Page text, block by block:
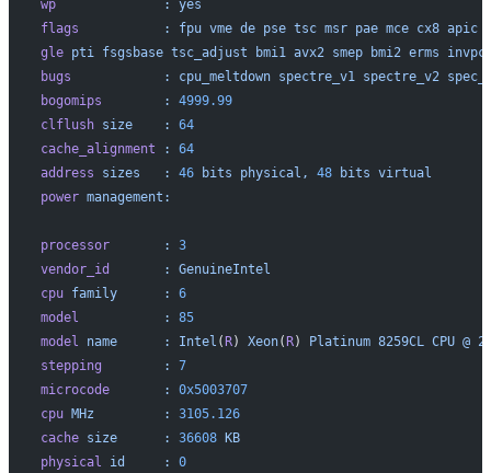
wp
		:
yes
flags
		:
fpu vme de pse tsc msr pae mce cx8 apic
gle pti fsgsbase tsc_adjust bmi1 avx2 smep bmi2 erms
bugs
		:
cpu_meltdown spectre_v1 spectre_v2
bogomips
	:
4999.99
clflush size
	:
64
cache_alignment
	:
64
address sizes
	:
46 bits physical, 48 bits virtual
power management:
processor
	:
3
vendor_id
	:
GenuineIntel
cpu family
	:
6
model
		:
85
model name
	:
Intel ( R) Xeon( R) Platinum 8259CL CPU @
stepping
	:
7
microcode
	:
0x5003707
cpu MHz
		:
3105.126
cache size
	:
36608 KB
physical id
	:
0